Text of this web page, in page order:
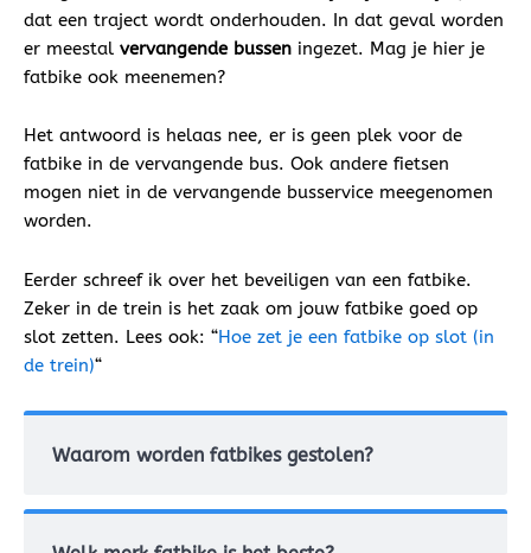
dat een traject wordt onderhouden. In dat geval worden
er meestal vervangende bussen ingezet. Mag je hier je
fatbike ook meenemen?
Het antwoord is helaas nee, er is geen plek voor de
fatbike in de vervangende bus. Ook andere fietsen
mogen niet in de vervangende busservice meegenomen
worden.
Eerder schreef ik over het beveiligen van een fatbike.
Zeker in de trein is het zaak om jouw fatbike goed op
slot zetten. Lees ook: “Hoe zet je een fatbike op slot (in
de trein)“
Waarom worden fatbikes gestolen?